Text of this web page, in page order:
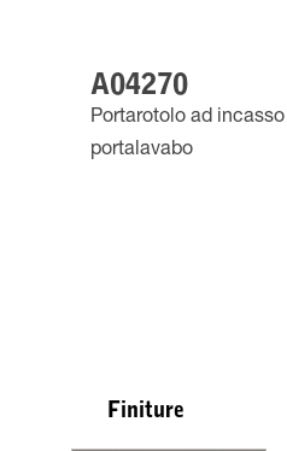
A04270
Portarotolo ad
portalavabo
Finiture